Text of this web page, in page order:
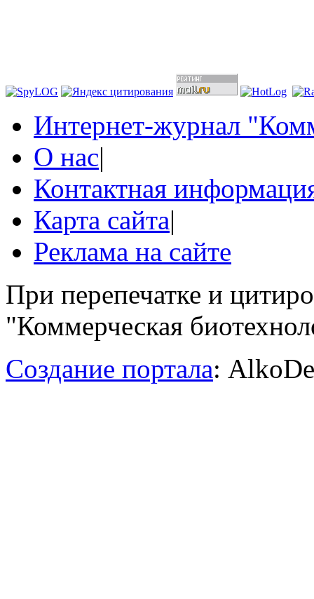
Интернет-журнал
О нас|
Контактная
Карта сайта|
Реклама на сайте
При перепечатке и
"Коммерческая
Создание портала: